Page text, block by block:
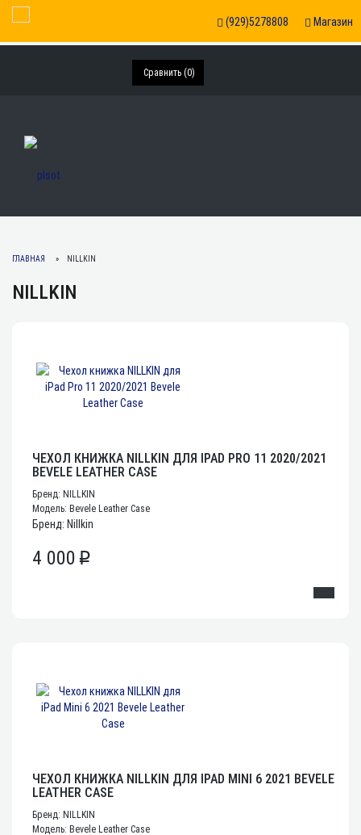
Сравнить (0)
Магазин
(929)5278808
Toggle Navigation
ГЛАВНАЯ NILLKIN
NILLKIN
ЧЕХОЛ КНИЖКА NILLKIN ДЛЯ IPAD PRO 11 2020/2021
BEVELE LEATHER CASE
Бренд: NILLKIN
Модель: Bevele Leather Case
Бренд: Nillkin
4 000 p
ЧЕХОЛ КНИЖКА NILLKIN ДЛЯ IPAD MINI 6 2021 BEVELE
LEATHER CASE
Бренд: NILLKIN
Модель: Bevele Leather Case